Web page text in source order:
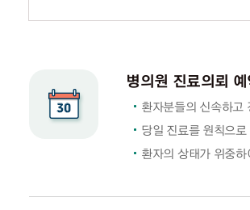
병의원 진료의뢰
환자분들의 신속하고
당일 진료를 원칙으
환자의 상태가 위중